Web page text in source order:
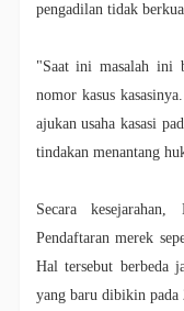
pengadilan tidak
"Saat ini masalah ini
nomor kasus
ajukan usaha kasasi
tindakan menantang
Secara
Pendaftaran merek
Hal tersebut berbeda
yang baru dibikin